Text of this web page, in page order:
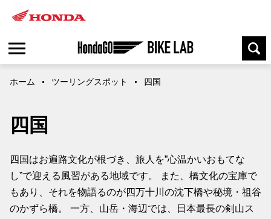
ホーム ツーリングスポット 四国
四国
四国はお遍路文化が根づき、旅人を”心温かいおもてな
し”で迎える風習がある地域です。 また、橋文化の宝庫で
もあり、それを物語るのが四万十川の沈下橋や秘境・祖谷
のかずら橋。 一方、山岳・海辺では、日本最長の剣山ス